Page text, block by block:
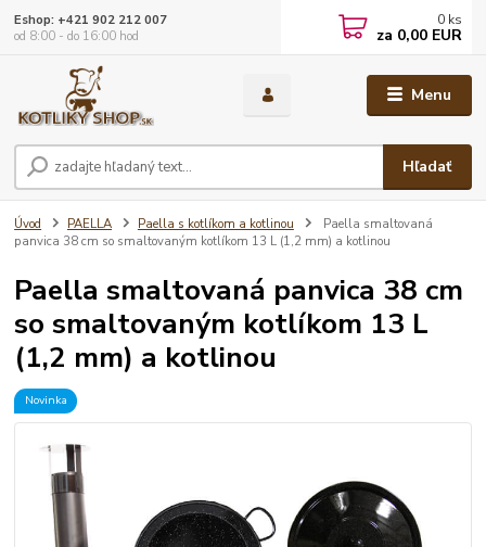
Menu
Hľadať
Eshop: +421 902 212 007
od 8:00 - do 16:00 hod
0 ks
za 0,00 EUR
Úvod PAELLA Paella s kotlíkom a kotlinou
Paella smaltovaná
panvica 38 cm so smaltovaným kotlíkom 13 L (1,2 mm) a kotlinou
Paella smaltovaná panvica 38 cm
so smaltovaným kotlíkom 13 L
(1,2 mm) a kotlinou
Novinka